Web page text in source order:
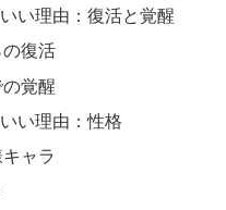
い理由：復活と覚醒
復活
覚醒
い理由：性格
ャラ